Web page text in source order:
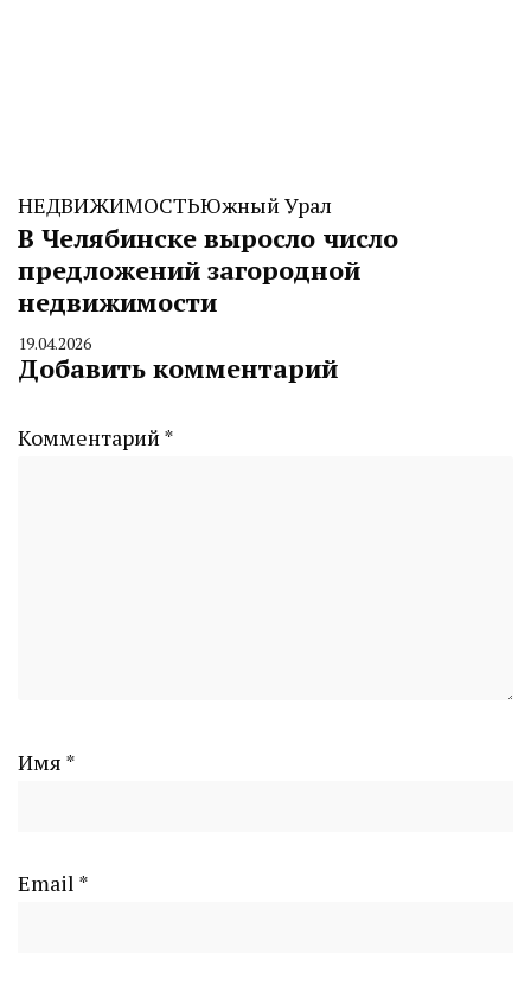
НЕДВИЖИМОСТЬЮжный Урал
В Челябинске выросло число
предложений загородной
недвижимости
By
CHELINDUSTRY
19.04.2026
Добавить комментарий
Комментарий *
Имя *
Email *